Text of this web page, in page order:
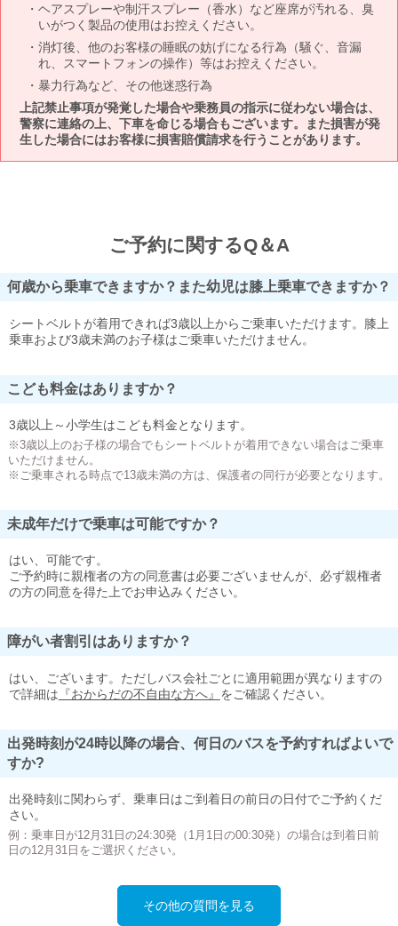
ヘアスプレーや制汗スプレー（香水）など座席が汚れる、臭
いがつく製品の使用はお控えください。
消灯後、他のお客様の睡眠の妨げになる行為（騒ぐ、音漏
れ、スマートフォンの操作）等はお控えください。
暴力行為など、その他迷惑行為
上記禁止事項が発覚した場合や乗務員の指示に従わない場合は、
警察に連絡の上、下車を命じる場合もございます。また損害が発
生した場合にはお客様に損害賠償請求を行うことがあります。
ご予約に関するQ＆A
何歳から乗車できますか？また幼児は膝上乗車できますか？
シートベルトが着用できれば3歳以上からご乗車いただけます。膝上
乗車および3歳未満のお子様はご乗車いただけません。
こども料金はありますか？
3歳以上～小学生はこども料金となります。
※3歳以上のお子様の場合でもシートベルトが着用できない場合はご乗車
いただけません。
※ご乗車される時点で13歳未満の方は、保護者の同行が必要となります。
未成年だけで乗車は可能ですか？
はい、可能です。
ご予約時に親権者の方の同意書は必要ございませんが、必ず親権者
の方の同意を得た上でお申込みください。
障がい者割引はありますか？
はい、ございます。ただしバス会社ごとに適用範囲が異なりますの
で詳細は 『おからだの不自由な方へ』 をご確認ください。
出発時刻が24時以降の場合、何日のバスを予約すればよいで
すか?
出発時刻に関わらず、乗車日はご到着日の前日の日付でご予約くだ
さい。
例：乗車日が12月31日の24:30発（1月1日の00:30発）の場合は到着日前
日の12月31日をご選択ください。
その他の質問を見る